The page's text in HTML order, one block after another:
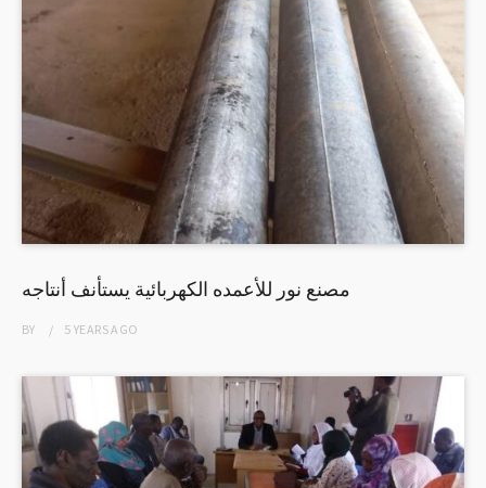
مصنع نور للأعمده الكهربائية يستأنف أنتاجه
BY 5 YEARSAGO